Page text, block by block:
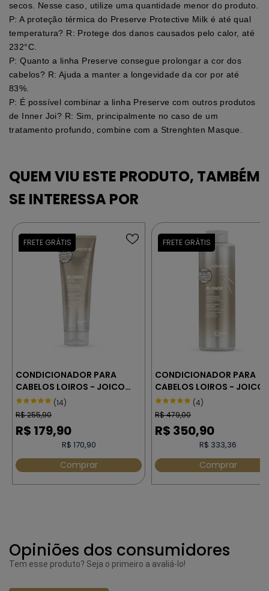
secos. Nesse caso, utilize uma quantidade menor do produto.
P: A proteção térmica do Preserve Protective Milk é até qual
temperatura? R: Protege dos danos causados pelo calor, até
232°C.
P: Quanto a linha Preserve consegue prolongar a cor dos
cabelos? R: Ajuda a manter a longevidade da cor por até
83%.
P: É possível combinar a linha Preserve com outros produtos
de Inner Joi? R: Sim, principalmente no caso de um
tratamento profundo, combine com a Strenghten Masque.
CONDICIONADOR PARA
CABELOS LOIROS - JOICO
BLONDE LIFE 250 ml
(14)
R$255,90
R$ 179,90
R$ 170,90
Comprar
CONDICIONADOR PARA
CABELOS LOIROS - JOICO
BLONDE LIFE 1000 ml
(4)
R$479,00
R$ 350,90
R$ 333,36
Comprar
Opiniões dos consumidores
Tem esse produto? Seja o primeiro a avaliá-lo!